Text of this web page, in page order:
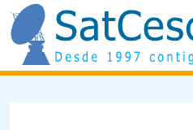
al
contenido